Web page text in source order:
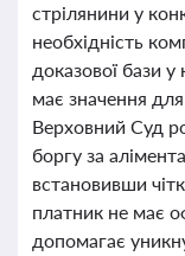
стрілянини у
необхідність
доказової бази
має значення
Верховний Суд
боргу за
встановивши
платник не має
допомагає